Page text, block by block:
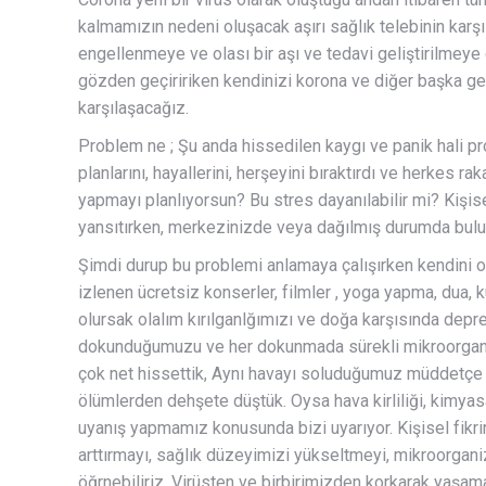
kalmamızın nedeni oluşacak aşırı sağlık telebinin
engellenmeye ve olası bir aşı ve tedavi geliştirilmeye
gözden geçiririken kendinizi korona ve diğer başka
karşılaşacağız.
Problem ne ; Şu anda hissedilen kaygı ve panik hali
planlarını, hayallerini, herşeyini bıraktırdı ve herkes
yapmayı planlıyorsun? Bu stres dayanılabilir mi?
yansıtırken, merkezinizde veya dağılmış durumda
Şimdi durup bu problemi anlamaya çalışırken
izlenen ücretsiz konserler, filmler , yoga yapma, dua,
olursak olalım kırılganlğımızı ve doğa karşısında
dokunduğumuzu ve her dokunmada sürekli
çok net hissettik, Aynı havayı soluduğumuz
ölümlerden dehşete düştük. Oysa hava kirliliği,
uyanış yapmamız konusunda bizi uyarıyor. Kişisel
arttırmayı, sağlık düzeyimizi yükseltmeyi,